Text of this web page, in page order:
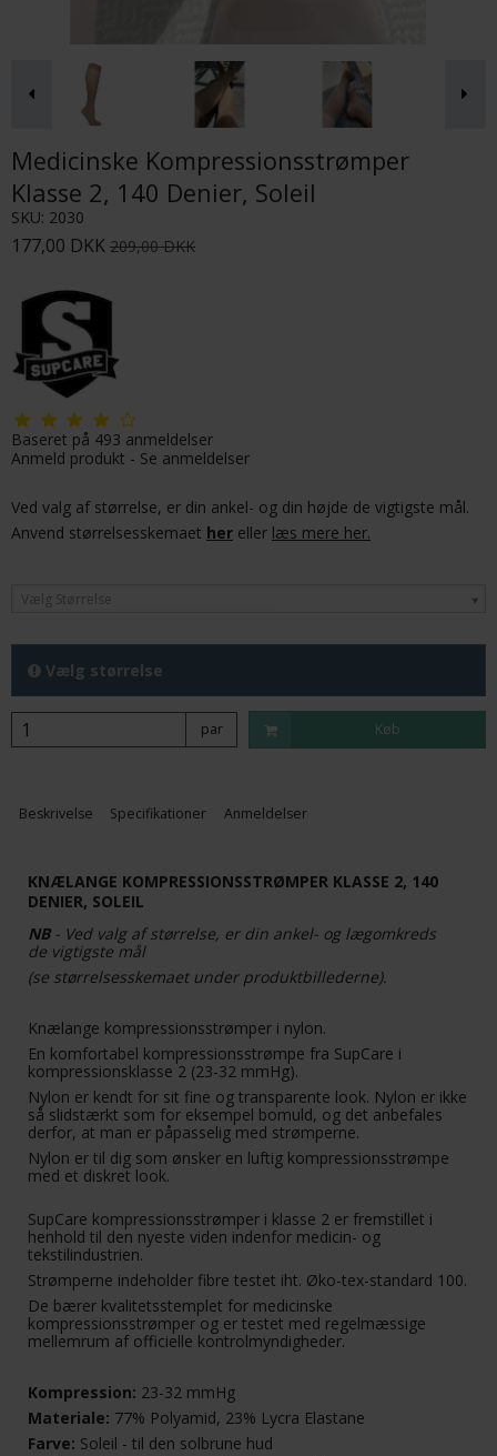
Medicinske Kompressionsstrømper
Klasse 2, 140 Denier, Soleil
SKU: 2030
177,00 DKK 209,00 DKK
Baseret på 493 anmeldelser
Anmeld produkt - Se anmeldelser
Ved valg af størrelse, er din ankel- og din højde de vigtigste mål.
Anvend størrelsesskemaet her eller læs mere her.
Vælg Størrelse
Vælg størrelse
par Køb
Beskrivelse Specifikationer Anmeldelser
KNÆLANGE KOMPRESSIONSSTRØMPER KLASSE 2, 140
DENIER, SOLEIL
NB- Ved valg af størrelse, er din ankel- og lægomkreds
de vigtigste mål
(se størrelsesskemaet under produktbillederne).
Knælange kompressionsstrømper i nylon.
En komfortabel kompressionsstrømpe fra SupCare i
kompressionsklasse 2 (23-32 mmHg).
Nylon er kendt for sit fine og transparente look. Nylon er ikke
så slidstærkt som for eksempel bomuld, og det anbefales
derfor, at man er påpasselig med strømperne.
Nylon er til dig som ønsker en luftig kompressionsstrømpe
med et diskret look.
SupCare kompressionsstrømper i klasse 2 er fremstillet i
henhold til den nyeste viden indenfor medicin- og
tekstilindustrien.
Strømperne indeholder fibre testet iht. Øko-tex-standard 100.
De bærer kvalitetsstemplet for medicinske
kompressionsstrømper og er testet med regelmæssige
mellemrum af officielle kontrolmyndigheder.
Kompression: 23-32 mmHg
Materiale: 77% Polyamid, 23% Lycra Elastane
Farve: Soleil - til den solbrune hud